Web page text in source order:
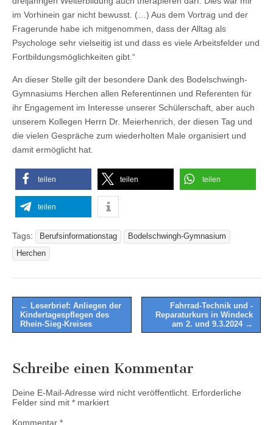
im Vorhinein gar nicht bewusst. (…) Aus dem Vortrag und der
Fragerunde habe ich mitgenommen, dass der Alltag als
Psychologe sehr vielseitig ist und dass es viele Arbeitsfelder und
Fortbildungsmöglichkeiten gibt.“
An dieser Stelle gilt der besondere Dank des Bodelschwingh-
Gymnasiums Herchen allen Referentinnen und Referenten für
ihr Engagement im Interesse unserer Schülerschaft, aber auch
unserem Kollegen Herrn Dr. Meierhenrich, der diesen Tag und
die vielen Gespräche zum wiederholten Male organisiert und
damit ermöglicht hat.
teilen teilen teilen
teilen
Tags: Berufsinformationstag
Bodelschwingh-Gymnasium
Herchen
Post
navigation
← Leserbrief: Anliegen der
Kindertagespflegen des
Rhein-Sieg-Kreises
Fahrrad-Technik und -
Reparaturkurs in Windeck
am 2. und 9.3.2024 →
Schreibe einen Kommentar
Deine E-Mail-Adresse wird nicht veröffentlicht. Erforderliche
Felder sind mit * markiert
Kommentar *